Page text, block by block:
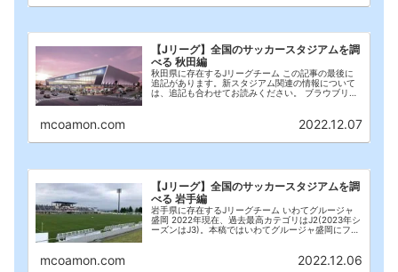
【Jリーグ】全国のサッカースタジアムを調
べる 秋田編
秋田県に存在するJリーグチーム この記事の最後に
追記があります。新スタジアム関連の情報について
は、追記も合わせてお読みください。 ブラウブリッ
mcoamon.com 2022.12.07
【Jリーグ】全国のサッカースタジアムを調
べる 岩手編
岩手県に存在するJリーグチーム いわてグルージャ
盛岡 2022年現在、過去最高カテゴリはJ2(2023年シ
ーズンはJ3)。本稿ではいわてグルージャ盛岡にフォ
mcoamon.com 2022.12.06